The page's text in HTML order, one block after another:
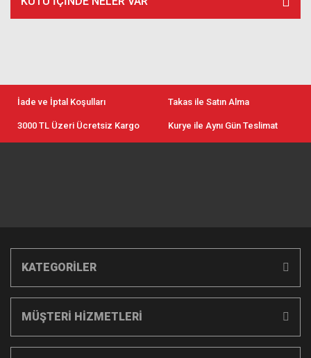
İade ve İptal Koşulları Takas ile Satın Alma
3000 TL Üzeri Ücretsiz Kargo Kurye ile Aynı Gün Teslimat
KATEGORİLER
MÜŞTERİ HİZMETLERİ